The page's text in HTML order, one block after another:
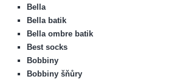
Bella
Bella batik
Bella ombre batik
Best socks
Bobbiny
Bobbiny šňůry